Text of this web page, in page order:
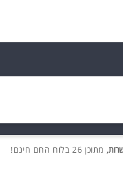
, מתוכן 26 בלוח החם חינם!